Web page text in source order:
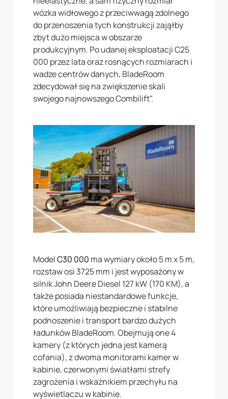
wózka widłowego z przeciwwagą zdolnego
do przenoszenia tych konstrukcji zająłby
zbyt dużo miejsca w obszarze
produkcyjnym. Po udanej eksploatacji C25
000 przez lata oraz rosnących rozmiarach i
wadze centrów danych, BladeRoom
zdecydował się na zwiększenie skali
swojego najnowszego Combilift".
ModelC30 000 ma wymiary około 5 m x 5 m,
rozstaw osi 3725 mm i jest wyposażony w
silnik John Deere Diesel 127 kW (170 KM), a
także posiada niestandardowe funkcje,
które umożliwiają bezpieczne i stabilne
podnoszenie i transport bardzo dużych
ładunków BladeRoom. Obejmują one 4
kamery (z których jedna jest kamerą
cofania), z dwoma monitorami kamer w
kabinie, czerwonymi światłami strefy
zagrożenia i wskaźnikiem przechyłu na
wyświetlaczu w kabinie.